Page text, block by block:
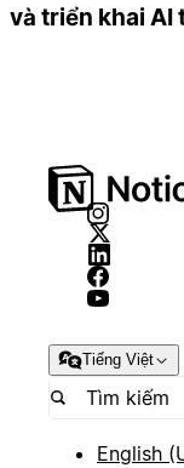
và triển khai AI
Tiếng Việt
English